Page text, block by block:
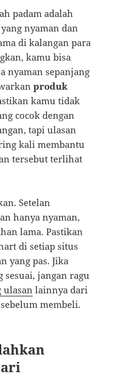
padam adalah
nyaman dan
di kalangan para
kamu bisa
nyaman sepanjang
produk
kamu tidak
cocok dengan
tapi ulasan
kali membantu
tersebut terlihat
Setelan
hanya nyaman,
lama. Pastikan
di setiap situs
yang pas. Jika
sesuai, jangan ragu
ulasanlainnya dari
membeli.